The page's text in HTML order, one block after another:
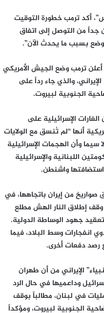
أكد ترمب خطورة التوقيت
جداً من التوصل إلى اتفاق
بسبب ما يحدث الآن”.
ترمب وضع الجيش الأمريكي
والذي جاء رداً على
الجنوبية لبيروت.
الإسرائيلية على
أنها “لم تُنسق مع الولايات
وأن الهجمات الإسرائيلية
اللبنانية والإسرائيلية
واشنطن.
من إيران باتجاهها، في
إطلاق النار الهش مطلع
جهود الوساطة الدولية.
انفجارات وسط البلاد، فيما
الإيراني من أن طهران
وداعميها في حال الرد
في لبنان، مطالباً بوقف
الجنوبية لبيروت، ومؤكداً